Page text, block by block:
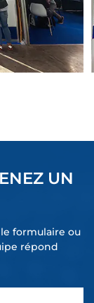
UN
formulaire ou
répond